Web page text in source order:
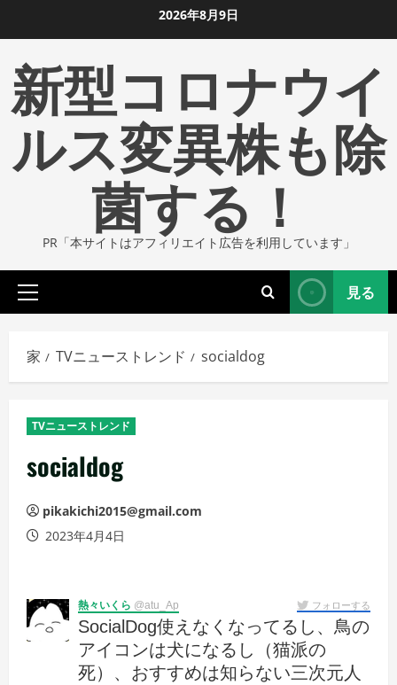
ン
ツ
ま
2026年8月9日
新型コロナウイ
ルス変異株も除
菌する！
PR「本サイトはアフィリエイト広告を利用しています」
プ
イ
マ
ニ
ー
見る
家 TVニューストレンド socialdog
TVニューストレンド
socialdog
pikakichi2015@gmail.com
2023年4月4日
熱々いくら @atu_Ap フォローする
SocialDog使えなくなってるし、鳥の
アイコンは犬になるし（猫派の
死）、おすすめは知らない三次元人